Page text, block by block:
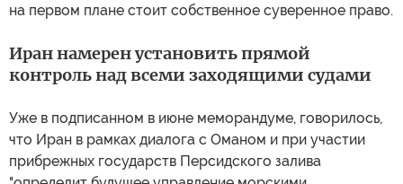
на первом плане стоит собственное суверенное право.
Иран намерен установить прямой
контроль над всеми заходящими судами
Уже в подписанном в июне меморандуме, говорилось,
что Иран в рамках диалога с Оманом и при участии
прибрежных государств Персидского залива